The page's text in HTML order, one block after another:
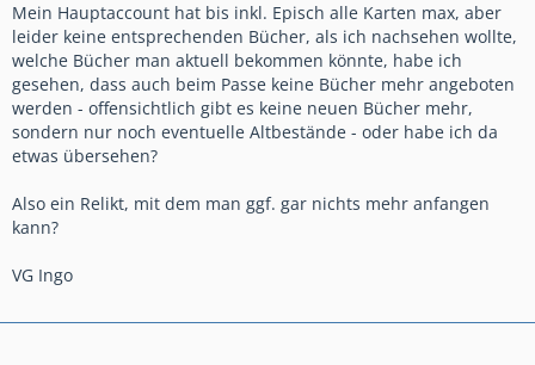
Mein Hauptaccount hat bis inkl. Episch alle Karten max, aber
leider keine entsprechenden Bücher, als ich nachsehen wollte,
welche Bücher man aktuell bekommen könnte, habe ich
gesehen, dass auch beim Passe keine Bücher mehr angeboten
werden - offensichtlich gibt es keine neuen Bücher mehr,
sondern nur noch eventuelle Altbestände - oder habe ich da
etwas übersehen?
Also ein Relikt, mit dem man ggf. gar nichts mehr anfangen
kann?
VG Ingo